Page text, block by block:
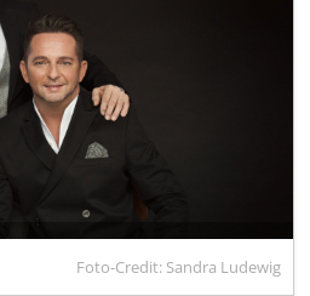
Foto-Credit: Sandra Ludewig